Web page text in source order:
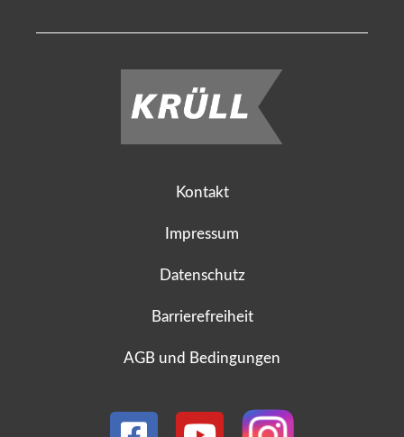
Kontakt
Impressum
Datenschutz
Barrierefreiheit
AGB und Bedingungen